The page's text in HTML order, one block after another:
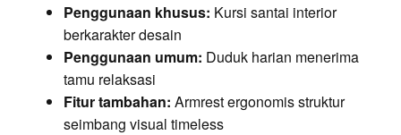
Penggunaan khusus: Kursi santai interior
berkarakter desain
Penggunaan umum: Duduk harian menerima
tamu relaksasi
Fitur tambahan: Armrest ergonomis struktur
seimbang visual timeless